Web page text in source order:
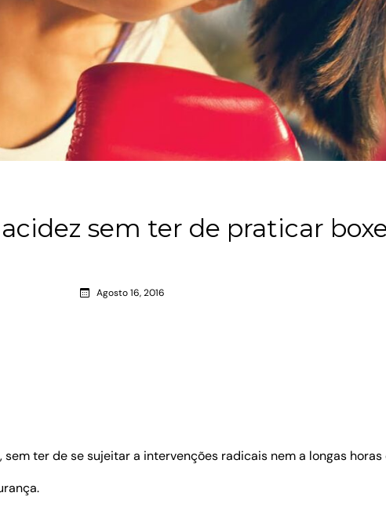
sem ter de praticar
Agosto 16, 2016
ter de se sujeitar a intervenções radicais nem a longas